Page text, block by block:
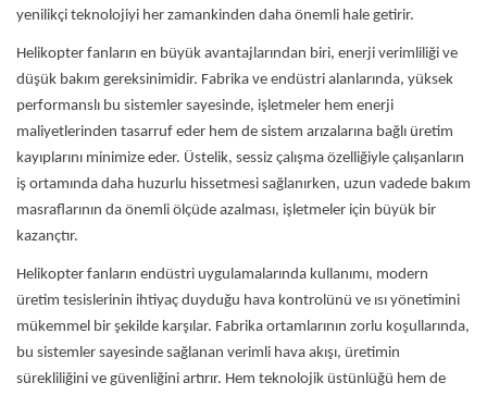
yenilikçi teknolojiyi her zamankinden daha önemli hale getirir.
Helikopter fanların en büyük avantajlarından biri, enerji verimliliği ve
düşük bakım gereksinimidir. Fabrika ve endüstri alanlarında, yüksek
performanslı bu sistemler sayesinde, işletmeler hem enerji
maliyetlerinden tasarruf eder hem de sistem arızalarına bağlı üretim
kayıplarını minimize eder. Üstelik, sessiz çalışma özelliğiyle çalışanların
iş ortamında daha huzurlu hissetmesi sağlanırken, uzun vadede bakım
masraflarının da önemli ölçüde azalması, işletmeler için büyük bir
kazançtır.
Helikopter fanların endüstri uygulamalarında kullanımı, modern
üretim tesislerinin ihtiyaç duyduğu hava kontrolünü ve ısı yönetimini
mükemmel bir şekilde karşılar. Fabrika ortamlarının zorlu koşullarında,
bu sistemler sayesinde sağlanan verimli hava akışı, üretimin
sürekliliğini ve güvenliğini artırır. Hem teknolojik üstünlüğü hem de